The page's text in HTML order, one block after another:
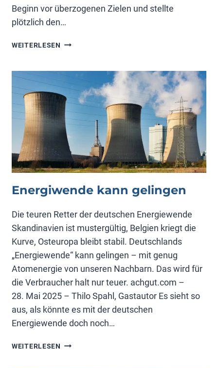
Beginn vor überzogenen Zielen und stellte
plötzlich den…
WEITERLESEN KLIMAKONFERENZ
Energiwende kann gelingen
Die teuren Retter der deutschen Energiewende
Skandinavien ist mustergültig, Belgien kriegt die
Kurve, Osteuropa bleibt stabil. Deutschlands
„Energiewende“ kann gelingen – mit genug
Atomenergie von unseren Nachbarn. Das wird für
die Verbraucher halt nur teuer. achgut.com –
28. Mai 2025 – Thilo Spahl, Gastautor Es sieht so
aus, als könnte es mit der deutschen
Energiewende doch noch…
WEITERLESEN ENERGIWENDE